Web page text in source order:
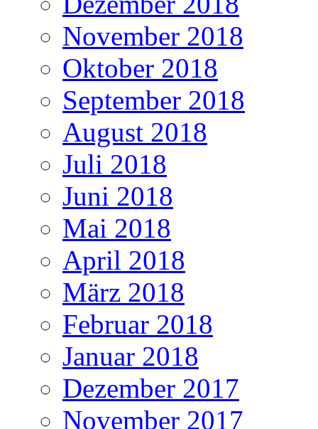
November 2018
Oktober 2018
September 2018
August 2018
Juli 2018
Juni 2018
Mai 2018
April 2018
März 2018
Februar 2018
Januar 2018
Dezember 2017
November 2017